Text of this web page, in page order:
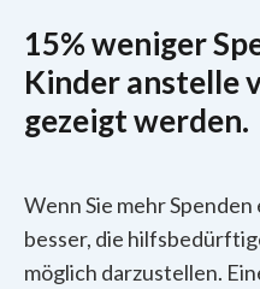
15% weniger
Kinder anstelle
gezeigt werden.
Wenn Sie mehr
besser, die
möglich darzustellen.